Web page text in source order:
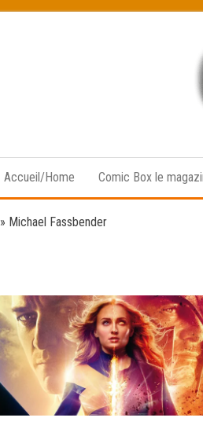
Accueil/Home Comic Box le
» Michael Fassbender